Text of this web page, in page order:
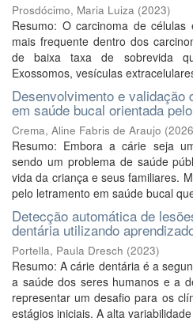
Prosdócimo, Maria Luiza (2023)
Resumo: O carcinoma de
mais frequente dentro dos
de baixa taxa de sobrevida
Exossomos, vesículas
Desenvolvimento e validação
em saúde bucal orientada
Crema, Aline Fabris de Araujo (2026
Resumo: Embora a cárie seja
sendo um problema de saúde
vida da criança e seus familiares.
pelo letramento em saúde bucal
Detecção automática de
dentária utilizando
Portella, Paula Dresch (2023)
Resumo: A cárie dentária é a
a saúde dos seres humanos e a
representar um desafio para os
estágios iniciais. A alta